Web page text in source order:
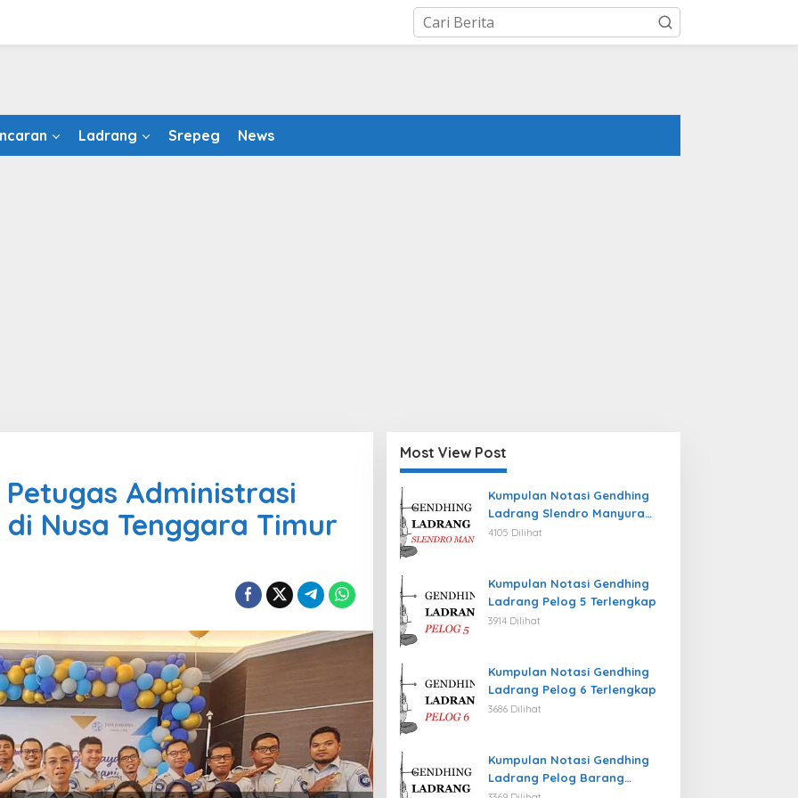
Ladrang Srepeg News
Administrasi
Nusa Tenggara Timur
Most View Post
Kumpulan Notasi Gendhing
Ladrang Slendro Manyura
Terlengkap
4105 Dilihat
Kumpulan Notasi Gendhing
Ladrang Pelog 5 Terlengkap
3914 Dilihat
Kumpulan Notasi Gendhing
Ladrang Pelog 6 Terlengkap
3686 Dilihat
Kumpulan Notasi Gendhing
Ladrang Pelog Barang